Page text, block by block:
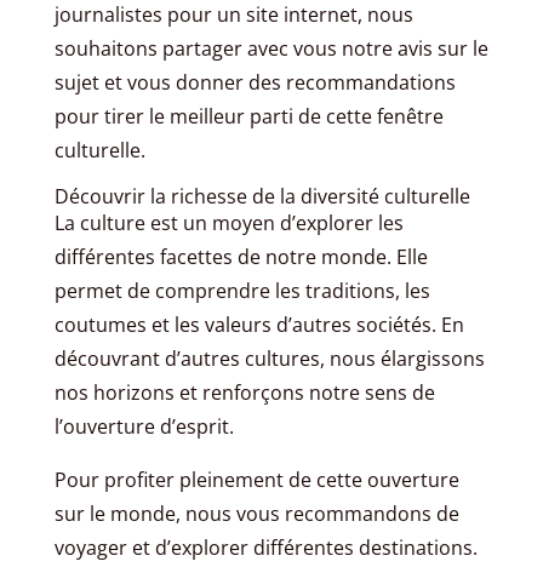
journalistes pour un site internet, nous
souhaitons partager avec vous notre avis sur le
sujet et vous donner des recommandations
pour tirer le meilleur parti de cette fenêtre
culturelle.
Découvrir la richesse de la diversité culturelle
La culture est un moyen d’explorer les
différentes facettes de notre monde. Elle
permet de comprendre les traditions, les
coutumes et les valeurs d’autres sociétés. En
découvrant d’autres cultures, nous élargissons
nos horizons et renforçons notre sens de
l’ouverture d’esprit.
Pour profiter pleinement de cette ouverture
sur le monde, nous vous recommandons de
voyager et d’explorer différentes destinations.